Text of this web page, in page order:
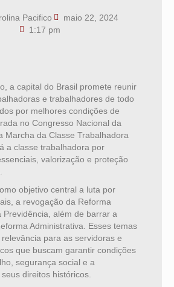
Pacifico
maio 22, 2024
1:17 pm
a capital do Brasil promete reunir
e trabalhadores de todo
por melhores condições de
no Congresso Nacional da
Marcha da Classe Trabalhadora
a classe trabalhadora por
valorização e proteção
objetivo central a luta por
a revogação da Reforma
Previdência, além de barrar a
Administrativa. Esses temas
para as servidoras e
que buscam garantir condições
segurança social e a
direitos históricos.